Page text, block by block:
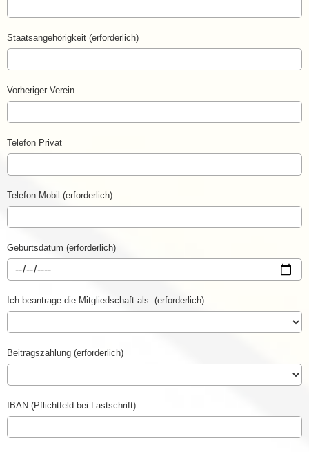
Staatsangehörigkeit (erforderlich)
Vorheriger Verein
Telefon Privat
Telefon Mobil (erforderlich)
Geburtsdatum (erforderlich)
Ich beantrage die Mitgliedschaft als: (erforderlich)
Beitragszahlung (erforderlich)
IBAN (Pflichtfeld bei Lastschrift)